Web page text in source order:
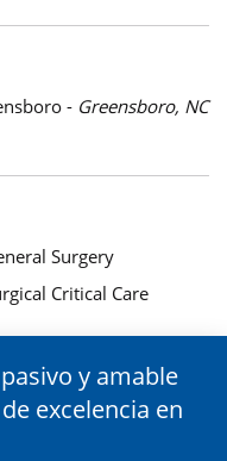
- Greensboro, NC
Surgery
Critical Care
y amable
excelencia en